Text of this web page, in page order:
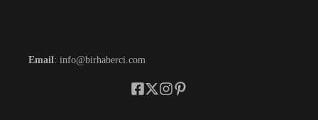
Email : info@birhaberci.com